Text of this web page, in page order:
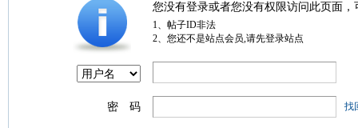
您没有登录或者您没有权限访问此页面
1、帖子ID非法
2、您还不是站点会员,请先登录站点
密 码 找